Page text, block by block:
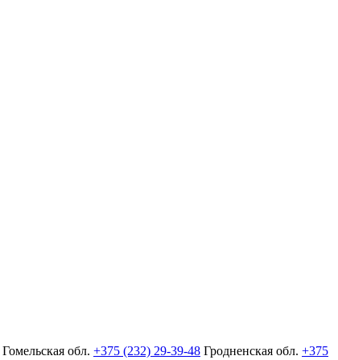
Гомельская обл. +375 (232) 29-39-48 Гродненская обл. +375